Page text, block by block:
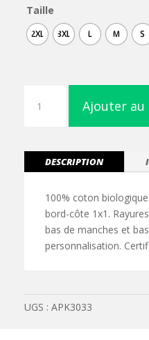
Taille
2XL 3XL L M S
marin
col
homme
Ajouter au
DESCRIPTION
100% coton
bord-côte 1x1.
bas de manches et
personnalisation.
UGS : APK3033